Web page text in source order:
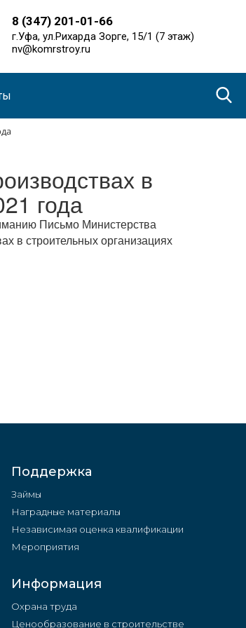
8 (347) 201-01-66
г.Уфа, ул.Рихарда Зорге, 15/1 (7 этаж)
nv@komrstroy.ru
в
года
Письмо Министерства
в строительных организациях
Поддержка
Займы
Наградные материалы
Независимая оценка квалификации
Мероприятия
Информация
Охрана труда
Ценообразование в строительстве